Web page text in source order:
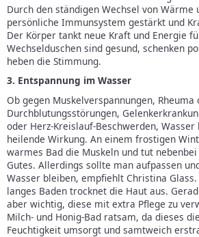
Durch den ständigen Wechsel von Wärme
persönliche Immunsystem gestärkt und
Der Körper tankt neue Kraft und Energie
Wechselduschen sind gesund, schenken
heben die Stimmung.
3. Entspannung im Wasser
Ob gegen Muskelverspannungen, Rheuma
Durchblutungsstörungen,
oder Herz-Kreislauf-Beschwerden,
heilende Wirkung. An einem frostigen
warmes Bad die Muskeln und tut
Gutes. Allerdings sollte man aufpassen
Wasser bleiben, empfiehlt Christina
langes Baden trocknet die Haut aus.
aber wichtig, diese mit extra Pflege zu
Milch- und Honig-Bad ratsam, da dieses
Feuchtigkeit umsorgt und samtweich